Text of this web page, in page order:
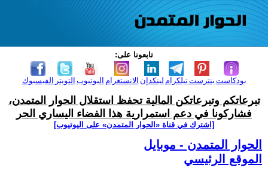
تابعونا على:
الفيسبوك التويتر اليوتيوب الانستغرام لينكدإن تيلكرامبنترست بودكاست
تبرعاتكم وتبرعاتكن المالية تحفظ استقلال الحوار المتمدن،
فشاركونا في دعم استمرارية هذا الفضاء اليساري الحر
[اشترك في قناة ‫«الحوار المتمدن» على اليوتيوب]
الحوار المتمدن - موبايل
الموقع الرئيسي